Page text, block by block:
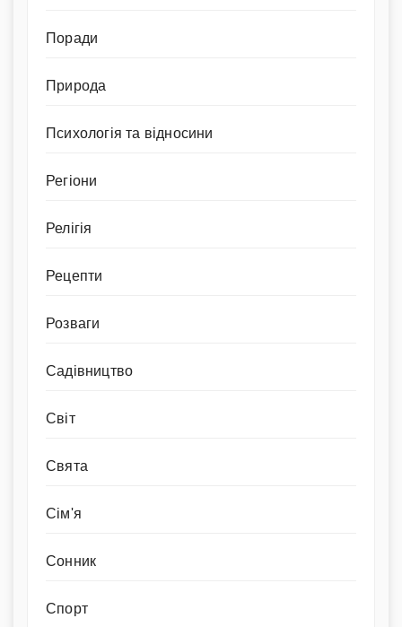
Поради
Природа
Психологія та відносини
Регіони
Релігія
Рецепти
Розваги
Садівництво
Світ
Свята
Сім'я
Сонник
Спорт